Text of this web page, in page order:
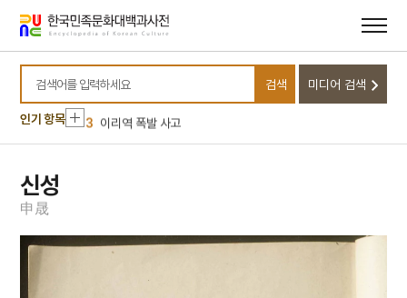
바로가기
바로가기
검색어를 입력하세요
검색 미디어 검색
인기 항목
10 달서구
1 금성대군
2 신위
3 이리역 폭발 사고
4 북조선임시인민위원회
국방비
신성
申 晟